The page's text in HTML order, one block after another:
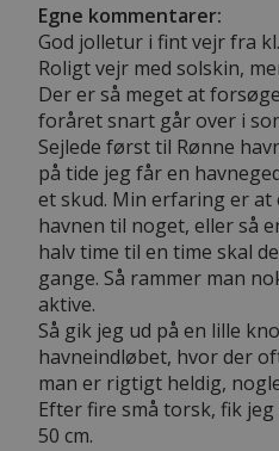
Egne kommentarer:
God jolletur i fint vejr fra
Roligt vejr med solskin,
Der er så meget at
foråret snart går over i
Sejlede først til Rønne
på tide jeg får en
et skud. Min erfaring er at
havnen til noget, eller så
halv time til en time skal
gange. Så rammer man
aktive.
Så gik jeg ud på en lille
havneindløbet, hvor der
man er rigtigt heldig,
Efter fire små torsk, fik jeg
50 cm.